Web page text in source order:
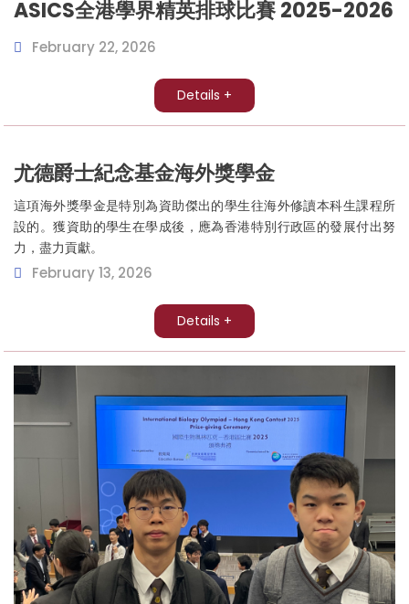
ASICS全港學界精英排球比賽 2025-2026
February 22, 2026
Details +
尤德爵士紀念基金海外獎學金
這項海外獎學金是特別為資助傑出的學生往海外修讀本科生課程所
設的。獲資助的學生在學成後，應為香港特別行政區的發展付出努
力，盡力貢獻。
February 13, 2026
Details +